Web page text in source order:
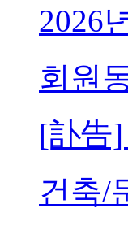
2026
회원
[訃告
건축/